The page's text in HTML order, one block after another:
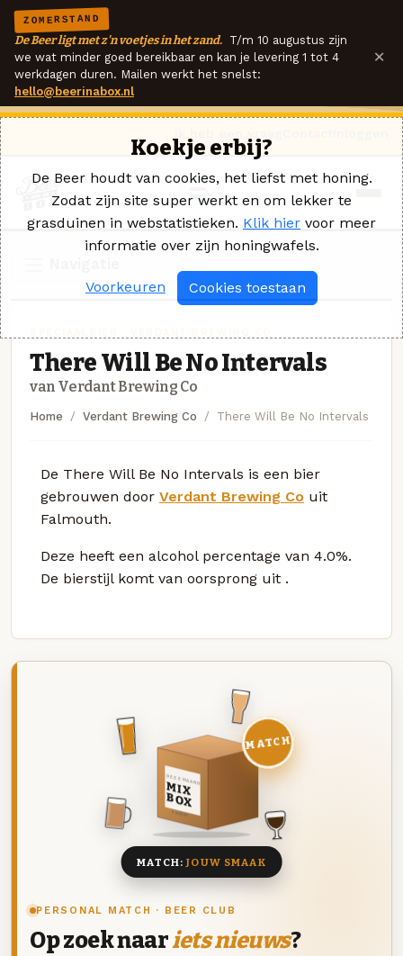
ZOMERSTAND
De Beer ligt met z'n voetjes in het zand. T/m 10 augustus zijn
we wat minder goed bereikbaar en kan je levering 1 tot 4
werkdagen duren. Mailen werkt het snelst:
hello@beerinabox.nl
×
There Will Be No Intervals
van Verdant Brewing Co
Home Verdant Brewing Co There Will Be No Intervals
De There Will Be No Intervals is een bier
gebrouwen door Verdant Brewing Co uit
Falmouth.
Deze heeft een alcohol percentage van 4.0%.
De bierstijl komt van oorsprong uit .
PERSONAL MATCH · BEER CLUB
Op zoek naariets nieuws?
DEZE MAAND
MIX
BOX
8 BIEREN
MATCH
MATCH:JOUW SMAAK
Koekje erbij?
De Beer houdt van cookies, het liefst met honing.
Zodat zijn site super werkt en om lekker te
grasduinen in webstatistieken. Klik hier voor meer
informatie over zijn honingwafels.
Voorkeuren Cookies toestaan